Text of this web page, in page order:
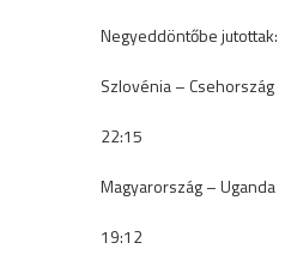
Negyeddöntőbe jutottak:
Szlovénia – Csehország
22:15
Magyarország – Uganda
19:12